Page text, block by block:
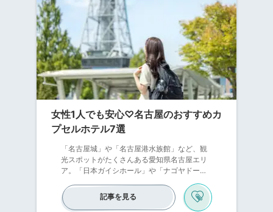
女性1人でも安心♡名古屋のおすすめカ
プセルホテル7選
「名古屋城」や「名古屋港水族館」など、観
光スポットがたくさんある愛知県名古屋エリ
ア。「日本ガイシホール」や「ナゴヤドー
ブに訪れる方も多いですよね。女性1人で名古
屋へ行く機会もあると思いますが、悩むのは
記事を見る